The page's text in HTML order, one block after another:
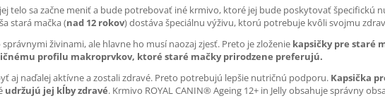
telo sa začne meniť a bude potrebovať iné krmivo, ktoré jej bude poskytovať špecifickú
stará mačka (nad 12 rokov) dostáva špeciálnu výživu, ktorú potrebuje kvôli svojmu
živinami, ale hlavne ho musí naozaj zjesť. Preto je zloženie kapsičky pre staré
profilu makroprvkov, ktoré staré mačky prirodzene preferujú.
aj naďalej aktívne a zostali zdravé. Preto potrebujú lepšie nutričnú podporu. Kapsička
udržujú jej kĺby zdravé. Krmivo ROYAL CANIN® Ageing 12+ in Jelly obsahuje správny